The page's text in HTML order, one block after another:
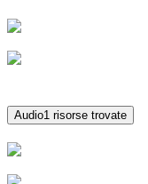
Audio1 risorse trovate